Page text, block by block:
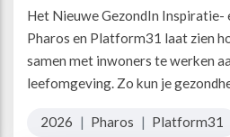
Het Nieuwe GezondIn Inspiratie-
Pharos en Platform31 laat zien
samen met inwoners te werken
leefomgeving. Zo kun je
2026 | Pharos | Platform31